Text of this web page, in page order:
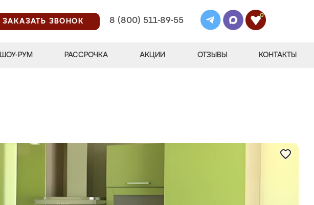
ЗАКАЗАТЬ ЗВОНОК
8 (800) 511-89-55
0
ШОУ-РУМ РАССРОЧКА АКЦИИ ОТЗЫВЫ КОНТАКТЫ